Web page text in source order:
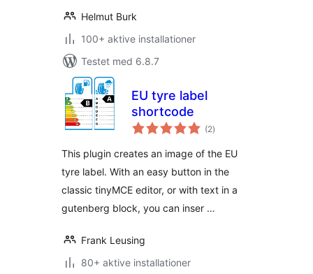
Helmut Burk
100+ aktive installationer
Testet med 6.8.7
EU tyre label
shortcode
(2totale
bedømmelser
)
This plugin creates an image of the EU
tyre label. With an easy button in the
classic tinyMCE editor, or with text in a
gutenberg block, you can inser …
Frank Leusing
80+ aktive installationer